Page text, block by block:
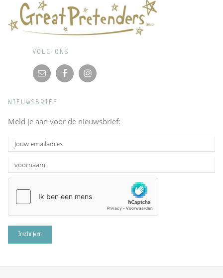
VOLG ONS
NIEUWSBRIEF
Meld je aan voor de nieuwsbrief: